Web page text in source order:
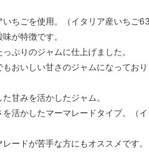
ちごを使用。（イタリア産いちご
が特徴です。
ぷりのジャムに仕上げました。
おいしい甘さのジャムになっており
甘みを活かしたジャム。
活かしたマーマレードタイプ。（
ードが苦手な方にもオススメです。